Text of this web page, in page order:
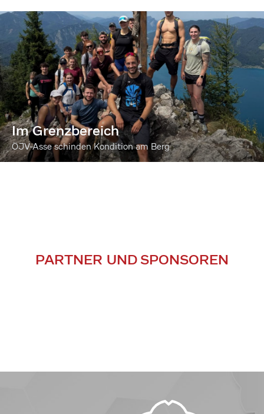
Im Grenzbereich
ÖJV-Asse schinden Kondition am Berg
PARTNER UND SPONSOREN